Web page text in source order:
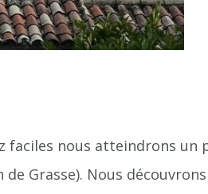
faciles nous atteindrons
Grasse). Nous